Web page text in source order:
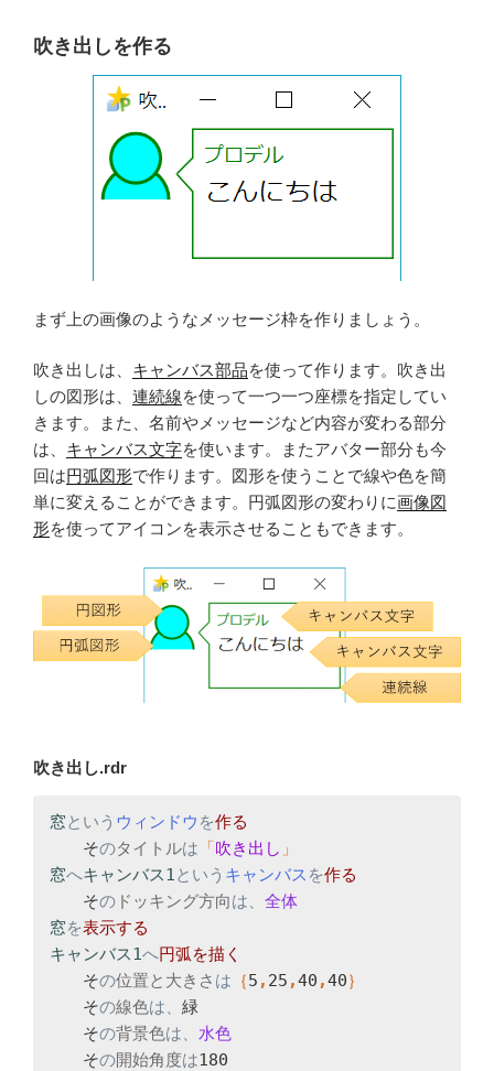
吹き出しを作る
まず上の画像のようなメッセージ枠を作りましょう。
吹き出しは、 キャンバス部品を使って作ります。吹き出
しの図形は、 連続線を使って一つ一つ座標を指定してい
きます。また、名前やメッセージなど内容が変わる部分
は、 キャンバス文字を使います。またアバター部分も今
回は円弧図形で作ります。図形を使うことで線や色を簡
単に変えることができます。円弧図形の変わりに画像図
形を使ってアイコンを表示させることもできます。
吹き出し.rdr
窓という ウィンドウ を
そのタイトルは 「吹き出し
窓へキャンバス1 という キャンバス を
その ドッキング方向は、
窓を
キャンバス1へ円弧を
その位置と大きさ は ｛5 , 25 ,40 ,40
その線色は、 緑
その背景色は、
その開始角度は180